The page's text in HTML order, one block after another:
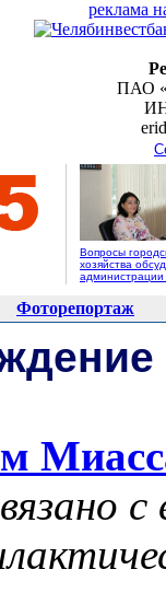
реклама
ПАО
Вопросы
хозяйства
Фоторепортаж
с